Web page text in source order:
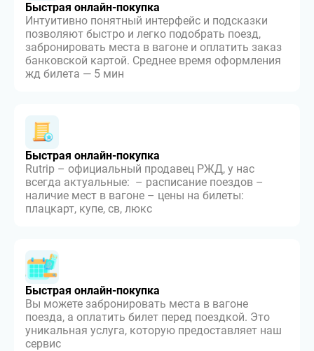
Быстрая онлайн-покупка
Интуитивно понятный интерфейс и подсказки
позволяют быстро и легко подобрать поезд,
забронировать места в вагоне и оплатить заказ
банковской картой. Среднее время оформления
жд билета — 5 мин
Быстрая онлайн-покупка
Rutrip – официальный продавец РЖД, у нас
всегда актуальные: – расписание поездов –
наличие мест в вагоне – цены на билеты:
плацкарт, купе, св, люкс
Быстрая онлайн-покупка
Вы можете забронировать места в вагоне
поезда, а оплатить билет перед поездкой. Это
уникальная услуга, которую предоставляет наш
сервис